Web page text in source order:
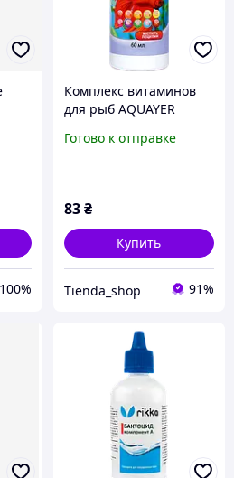
100%
Комплекс витаминов
для рыб AQUAYER
заболеваний, для
Готово к отправке
83₴
Купить
Tienda_shop 91%